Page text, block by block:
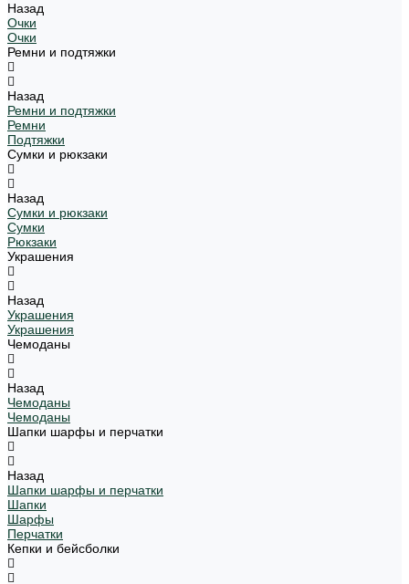
Назад
Очки
Очки
Ремни и подтяжки
Назад
Ремни и подтяжки
Ремни
Подтяжки
Сумки и рюкзаки
Назад
Сумки и рюкзаки
Сумки
Рюкзаки
Украшения
Назад
Украшения
Украшения
Чемоданы
Назад
Чемоданы
Чемоданы
Шапки шарфы и перчатки
Назад
Шапки шарфы и перчатки
Шапки
Шарфы
Перчатки
Кепки и бейсболки